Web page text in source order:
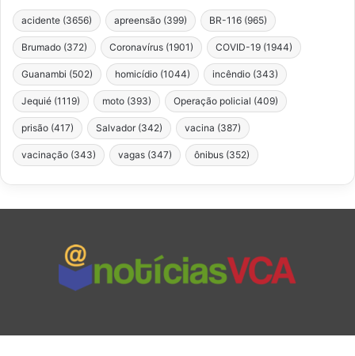
acidente (3656) apreensão (399) BR-116 (965)
Brumado (372) Coronavírus (1901) COVID-19 (1944)
Guanambi (502) homicídio (1044) incêndio (343)
Jequié (1119) moto (393) Operação policial (409)
prisão (417) Salvador (342) vacina (387)
vacinação (343) vagas (347) ônibus (352)